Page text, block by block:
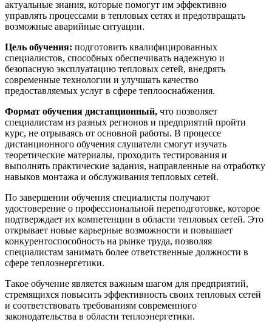
актуальные знания, которые помогут им эффективно
управлять процессами в тепловых сетях и предотвращать
возможные аварийные ситуации.
Цель обучения: подготовить квалифицированных
специалистов, способных обеспечивать надежную и
безопасную эксплуатацию тепловых сетей, внедрять
современные технологии и улучшать качество
предоставляемых услуг в сфере теплооснабжения.
Формат обучения дистанционный, что позволяет
специалистам из разных регионов и предприятий пройти
курс, не отрываясь от основной работы. В процессе
дистанционного обучения слушатели смогут изучать
теоретические материалы, проходить тестирования и
выполнять практические задания, направленные на отработку
навыков монтажа и обслуживания тепловых сетей.
По завершении обучения специалисты получают
удостоверение о профессиональной переподготовке, которое
подтверждает их компетенции в области тепловых сетей. Это
открывает новые карьерные возможности и повышает
конкурентоспособность на рынке труда, позволяя
специалистам занимать более ответственные должности в
сфере теплоэнергетики.
Такое обучение является важным шагом для предприятий,
стремящихся повысить эффективность своих тепловых сетей
и соответствовать требованиям современного
законодательства в области теплоэнергетики.